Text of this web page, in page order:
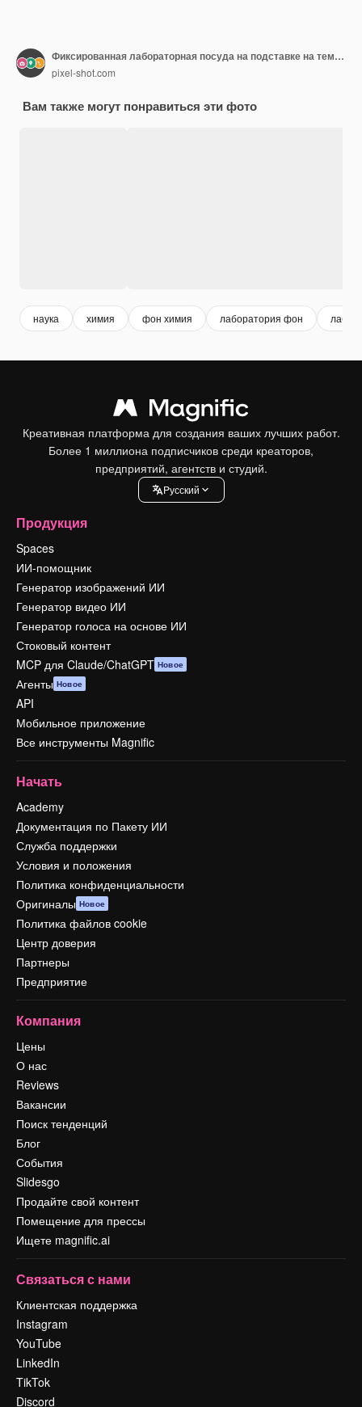
Фиксированная лабораторная посуда на подставке на темном красочном фоне
pixel-shot.com
Вам также могут понравиться эти фото
наука химия фон химия лаборатория фон
Креативная платформа для создания ваших лучших работ.
Более 1 миллиона подписчиков среди креаторов,
предприятий, агентств и студий.
Pусский
Продукция
Spaces
ИИ-помощник
Генератор изображений ИИ
Генератор видео ИИ
Генератор голоса на основе ИИ
Стоковый контент
MCP для Claude/ChatGPT Новое
Агенты Новое
API
Мобильное приложение
Все инструменты Magnific
Начать
Academy
Документация по Пакету ИИ
Служба поддержки
Условия и положения
Политика конфиденциальности
Оригиналы Новое
Политика файлов cookie
Центр доверия
Партнеры
Предприятие
Компания
Цены
О нас
Reviews
Вакансии
Поиск тенденций
Блог
События
Slidesgo
Продайте свой контент
Помещение для прессы
Ищете magnific.ai
Связаться с нами
Клиентская поддержка
Instagram
YouTube
LinkedIn
TikTok
Discord